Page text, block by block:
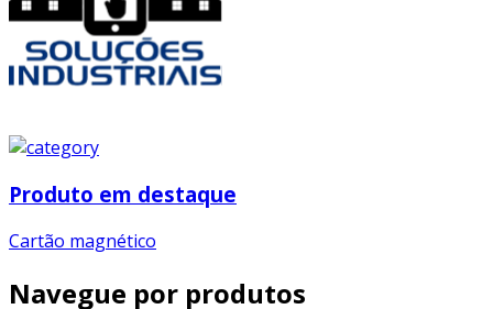
Produto em destaque
Cartão magnético
Navegue por produtos